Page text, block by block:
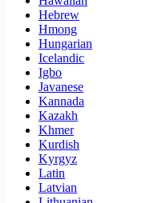
Hebrew
Hmong
Hungarian
Icelandic
Igbo
Javanese
Kannada
Kazakh
Khmer
Kurdish
Kyrgyz
Latin
Latvian